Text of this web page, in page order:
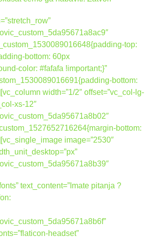
top:
bottom: 60px
color: #fafafa !important;}”
bottom:
width=”1/2″ offset=”vc_col-lg-
xs-12″
bottom:
image=”2530″
text_content=”Imate pitanja ?
headset”